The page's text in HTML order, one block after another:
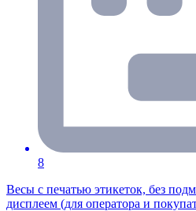
8
Весы с печатью этикеток, без
дисплеем (для оператора и